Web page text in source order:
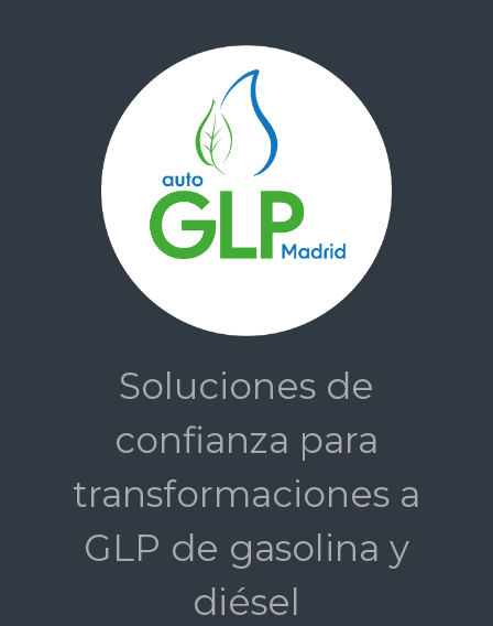
Soluciones de
confianza para
transformaciones a
GLP de gasolina y
diésel